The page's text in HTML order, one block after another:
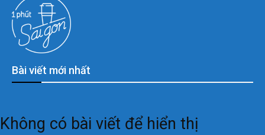
Bài viết mới nhất
Không có bài viết để hiển thị